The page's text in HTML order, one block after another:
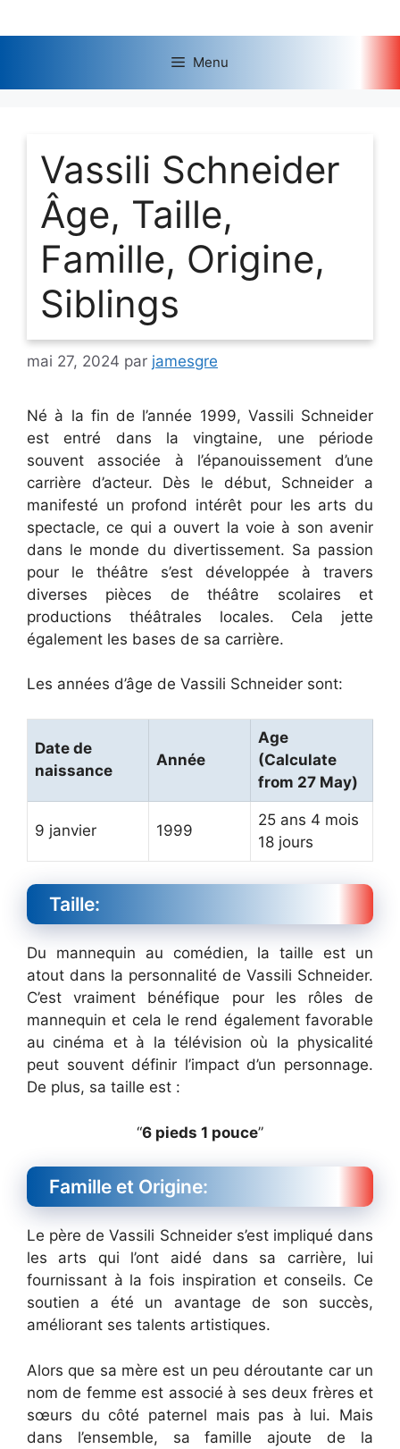
au
Menu
Vassili Schneider
Âge, Taille,
Famille, Origine,
Siblings
mai 27, 2024 par jamesgre
Né à la fin de l’année 1999, Vassili Schneider
est entré dans la vingtaine, une période
souvent associée à l’épanouissement d’une
carrière d’acteur. Dès le début, Schneider a
manifesté un profond intérêt pour les arts du
spectacle, ce qui a ouvert la voie à son avenir
dans le monde du divertissement. Sa passion
pour le théâtre s’est développée à travers
diverses pièces de théâtre scolaires et
productions théâtrales locales. Cela jette
également les bases de sa carrière.
Les années d’âge de Vassili Schneider sont:
Date de
naissance
Année
Age
(Calculate
from 27 May)
9 janvier 1999
25 ans 4 mois
18 jours
Taille:
Du mannequin au comédien, la taille est un
atout dans la personnalité de Vassili Schneider.
C’est vraiment bénéfique pour les rôles de
mannequin et cela le rend également favorable
au cinéma et à la télévision où la physicalité
peut souvent définir l’impact d’un personnage.
De plus, sa taille est :
“6 pieds 1 pouce”
Famille et Origine:
Le père de Vassili Schneider s’est impliqué dans
les arts qui l’ont aidé dans sa carrière, lui
fournissant à la fois inspiration et conseils. Ce
soutien a été un avantage de son succès,
améliorant ses talents artistiques.
Alors que sa mère est un peu déroutante car un
nom de femme est associé à ses deux frères et
sœurs du côté paternel mais pas à lui. Mais
dans l’ensemble, sa famille ajoute de la